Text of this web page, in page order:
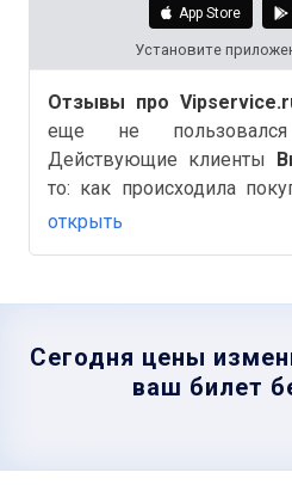
App Store
Установите
Отзывы про
еще не
Действующие клиенты
то: как происходила
Ж/д, бронирование
открыть
Сегодня цены
ваш билет